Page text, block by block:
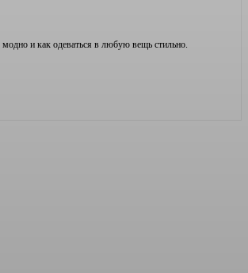
и как одеваться в любую вещь стильно.